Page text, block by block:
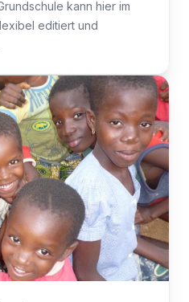
kann hier im
editiert und